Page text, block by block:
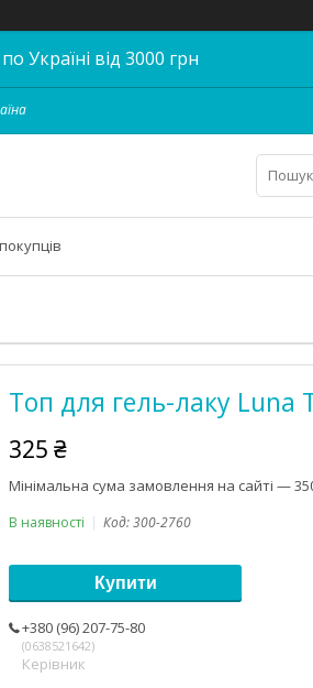
Україні від 3000 грн
Топ для гель-лаку Luna
325 ₴
Мінімальна сума замовлення на сайті —
В наявності Код:300-2760
Купити
+380 (96) 207-75-80
0638521642
Керівник